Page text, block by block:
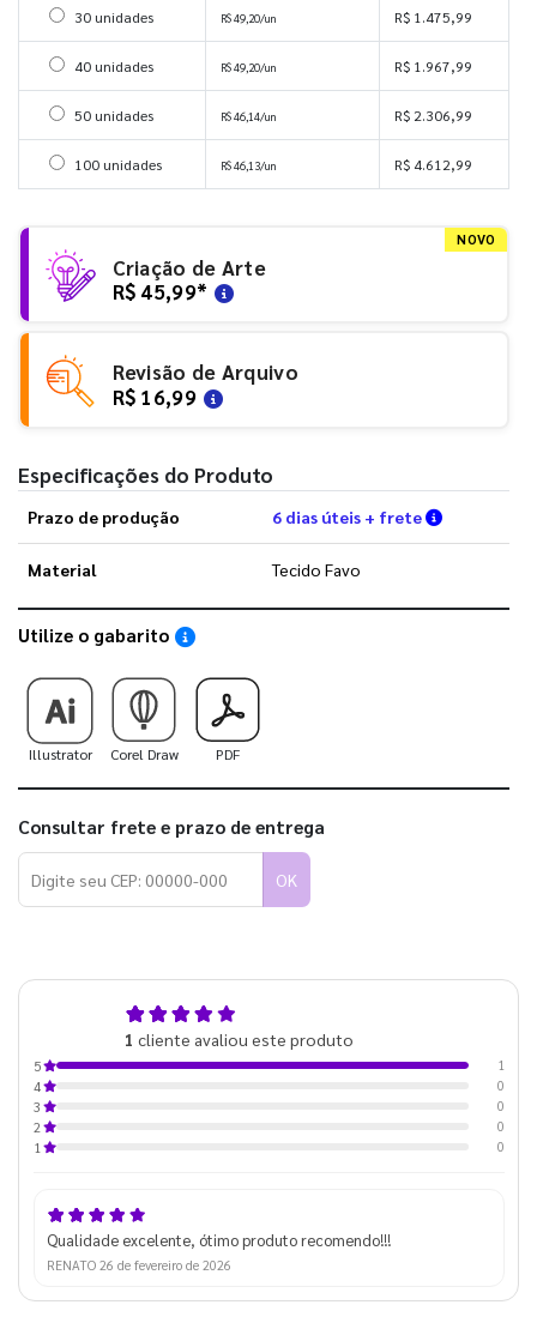
Selecionar 30 unidades
30 unidades R$ 49,20/un R$ 1.475,99
Selecionar 40 unidades
40 unidades R$ 49,20/un R$ 1.967,99
Selecionar 50 unidades
50 unidades R$ 46,14/un R$ 2.306,99
Selecionar 100 unidades
100 unidades R$ 46,13/un R$ 4.612,99
NOVO
Criação de Arte
R$ 45,99*
Revisão de Arquivo
R$ 16,99
Especificações do Produto
Prazo de produção 6 dias úteis + frete Verifique
Material Tecido Favo
Utilize o gabarito Saiba como utilizar os nossos gabaritos
Illustrator Corel Draw PDF
Consultar frete e prazo de entrega
OK
1 cliente avaliou este produto
5
1
4
0
3
0
2
0
1
0
Qualidade excelente, ótimo produto recomendo!!!
RENATO 26 de fevereiro de 2026